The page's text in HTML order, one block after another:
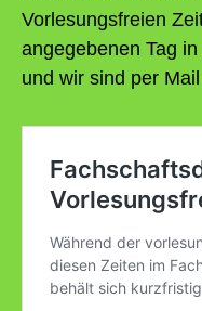
Vorlesungsfreien
angegebenen Tag
und wir sind per